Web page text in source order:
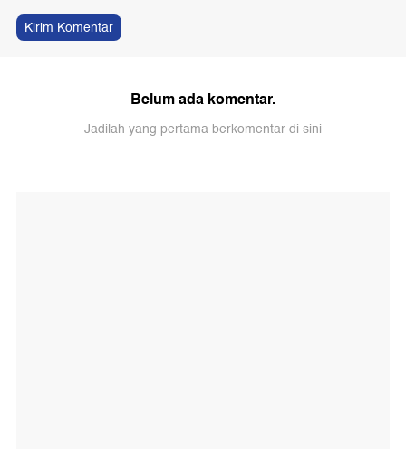
Kirim Komentar
Belum ada komentar.
Jadilah yang pertama berkomentar di sini